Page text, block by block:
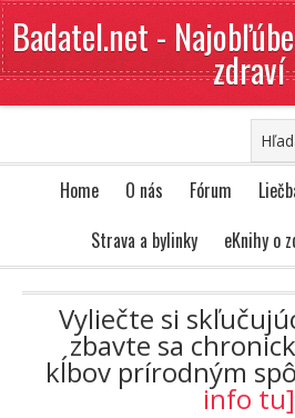
Badatel.net -
zdraví
Home O nás Fórum
Strava a bylinky
eKnihy o
Vyliečte si
zbavte sa
kĺbov prírodným
info tu]